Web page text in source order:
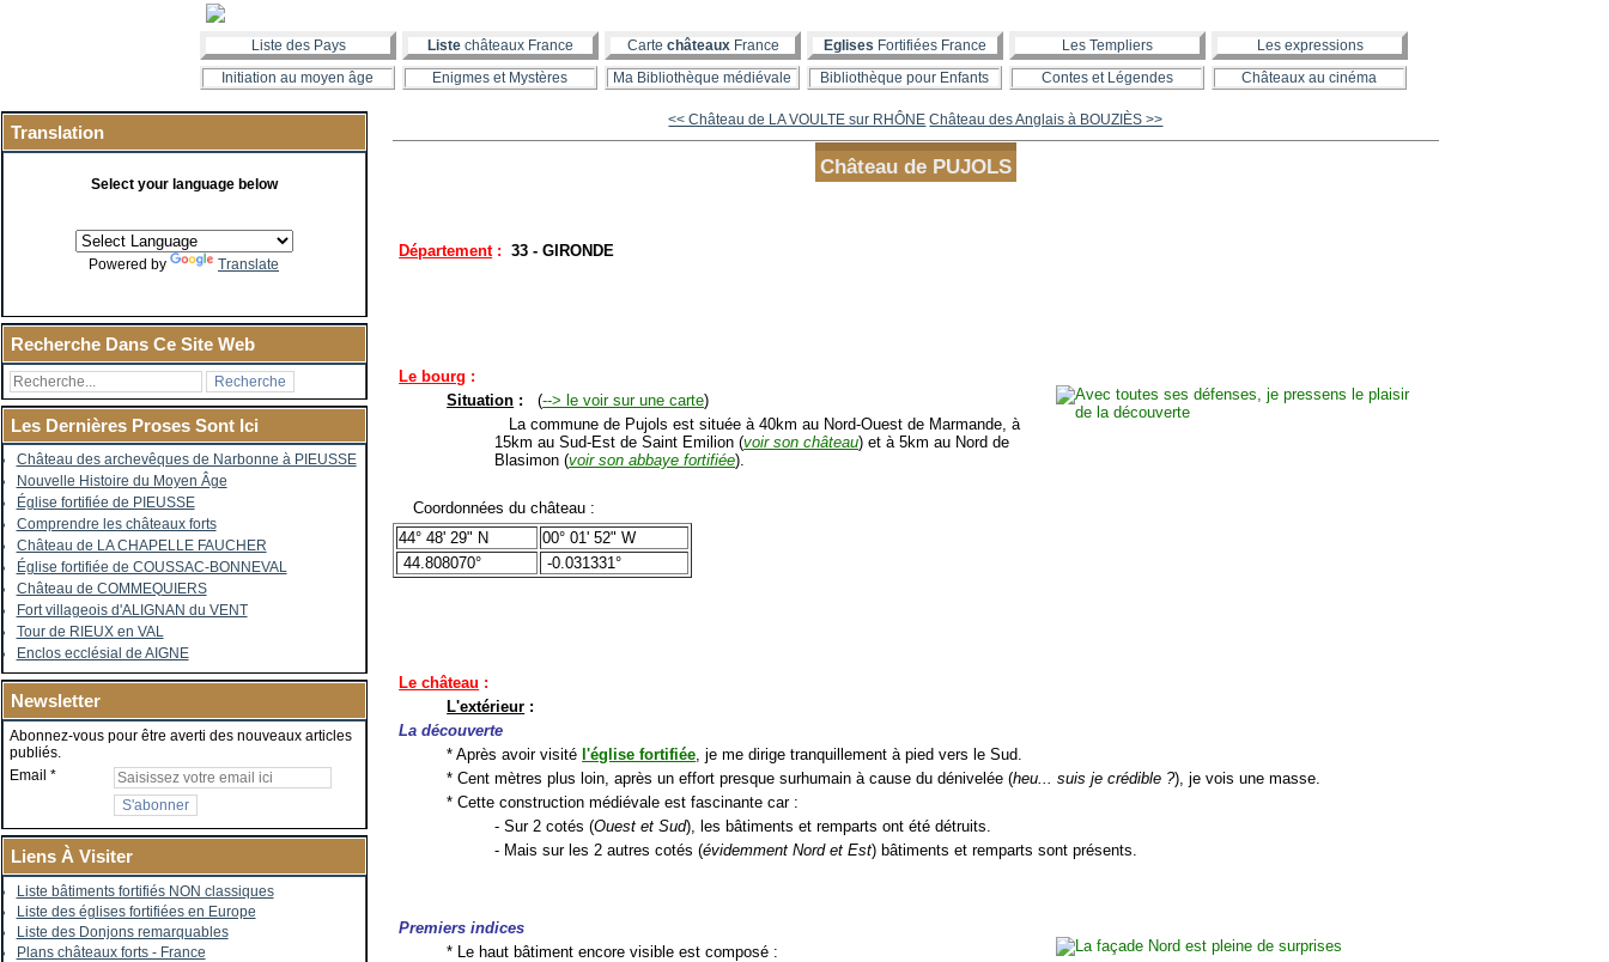
Liste des Pays Liste châteaux France Carte châteauxFrance Eglises Fortifiées France Les Templiers
Les expressions
Initiation au moyen âge
Enigmes et Mystères Ma Bibliothèque médiévale Bibliothèque pour Enfants Contes et Légendes Châteaux au cinéma
Translation
Select your language below
Powered by Translate
Recherche Dans Ce Site Web
Les Dernières Proses Sont Ici
Château des archevêques de Narbonne à PIEUSSE
Nouvelle Histoire du Moyen Âge
Église fortifiée de PIEUSSE
Comprendre les châteaux forts
Château de LA CHAPELLE FAUCHER
Église fortifiée de COUSSAC-BONNEVAL
Château de COMMEQUIERS
Fort villageois d'ALIGNAN du VENT
Tour de RIEUX en VAL
Enclos ecclésial de AIGNE
Newsletter
Abonnez-vous pour être averti des nouveaux articles
publiés.
Email
Liens À Visiter
Liste bâtiments fortifiés NON classiques
Liste des églises fortifiées en Europe
Liste des Donjons remarquables
Plans châteaux forts - France
<< Château de LA VOULTE sur RHÔNE Château des Anglais à BOUZIÈS >>
Château de PUJOLS
Département: 33 - GIRONDE
Le bourg :
Situation : (--> le voir sur une carte)
La commune de Pujols est située à 40km au Nord-Ouest de Marmande, à
15km au Sud-Est de Saint Emilion (voir son château) et à 5km au Nord de
Blasimon (voir son abbaye fortifiée).
Coordonnées du château :
44° 48' 29" N
00° 01' 52" W
44.808070°
-0.031331°
Le château :
L'extérieur :
La découverte
* Après avoir visité l'église fortifiée , je me dirige tranquillement à pied vers le Sud.
* Cent mètres plus loin, après un effort presque surhumain à cause du dénivelée (heu... suis je crédible ?), je vois une masse.
* Cette construction médiévale est fascinante car :
- Sur 2 cotés (Ouest et Sud), les bâtiments et remparts ont été détruits.
- Mais sur les 2 autres cotés (évidemment Nord et Est) bâtiments et remparts sont présents.
Premiers indices
* Le haut bâtiment encore visible est composé :